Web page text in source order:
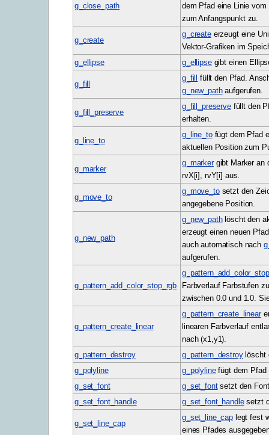
g_close_path
dem Pfad eine Linie
zum Anfangspunkt zu.
g_create
g_createerzeugt eine
Vektor-Grafiken im
g_ellipse
g_ellipsegibt einen
g_fill
g_fill
füllt den Pfad.
g_new_pathaufgerufen.
g_fill_preserve
g_fill_preservefüllt den
erhalten.
g_line_to
g_line_tofügt dem Pfad
aktuellen Position zum
g_marker
g_markergibt Marker an
rvX[i], rvY[i] aus.
g_move_to
g_move_tosetzt den
angegebene Position.
g_new_path
g_new_pathlöscht den
erzeugt einen neuen
auch automatisch nach
aufgerufen.
g_pattern_add_color_stop_rgb
Farbverlauf Farbstufen
zwischen 0.0 und 1.0.
g_pattern_create_linear
g_pattern_create_linear
linearen Farbverlauf
nach (x1,y1).
g_pattern_destroy
g_pattern_destroylöscht
g_polyline
g_polylinefügt dem Pfad
g_set_font
g_set_fontsetzt den
g_set_font_handle
g_set_font_handlesetzt
g_set_line_cap
g_set_line_cap legt fest
eines Pfades